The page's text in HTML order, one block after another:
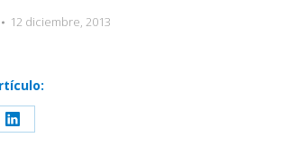
12 diciembre, 2013
Share